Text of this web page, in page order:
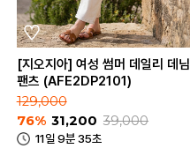
[지오지아] 여성 썸머 데일리 데님
팬츠 (AFE2DP2101)
129,000
76% 31,200 39,000
11일 9분 35초